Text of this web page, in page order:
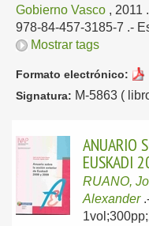
Gobierno Vasco , 2011
978-84-457-3185-7 .-
Mostrar tags
Formato electrónico:
Signatura: M-5863 (
ANUARIO
EUSKADI
RUANO,
Alexander